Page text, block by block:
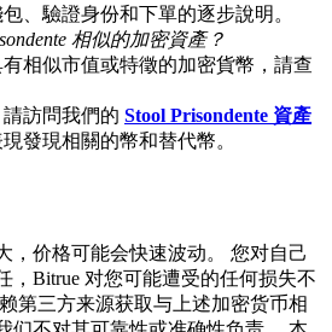
25,000 USDT 獎池！
獎池
包、驗證身份和下單的逐步說明。
相似的加密資產？
相似市值或特徵的加密貨幣，請查
訪問我們的 Stool Prisondente 資產
現發現相關的幣和替代幣。
，价格可能会快速波动。 您对自己
，Bitrue 对您可能遭受的任何损失不
第三方来源获取与上述加密货币相